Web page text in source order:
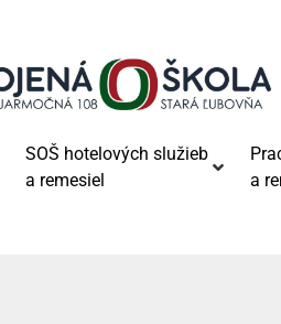
SOŠ hotelových služieb
a remesiel
a